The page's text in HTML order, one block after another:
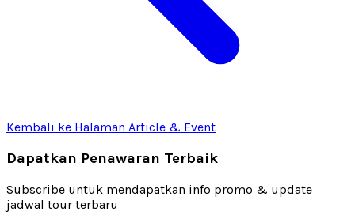
Kembali ke Halaman Article & Event
Dapatkan Penawaran Terbaik
Subscribe untuk mendapatkan info promo & update
jadwal tour terbaru